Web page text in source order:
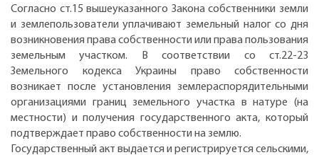
Согласно ст.15 вышеуказанного Закона собственники земли
и землепользователи уплачивают земельный налог со дня
возникновения права собственности или права пользования
земельным участком. В соответствии со ст.22-23
Земельного кодекса Украины право собственности
возникает после установления землераспорядительными
организациями границ земельного участка в натуре (на
местности) и получения государственного акта, который
подтверждает право собственности на землю.
Государственный акт выдается и регистрируется сельскими,